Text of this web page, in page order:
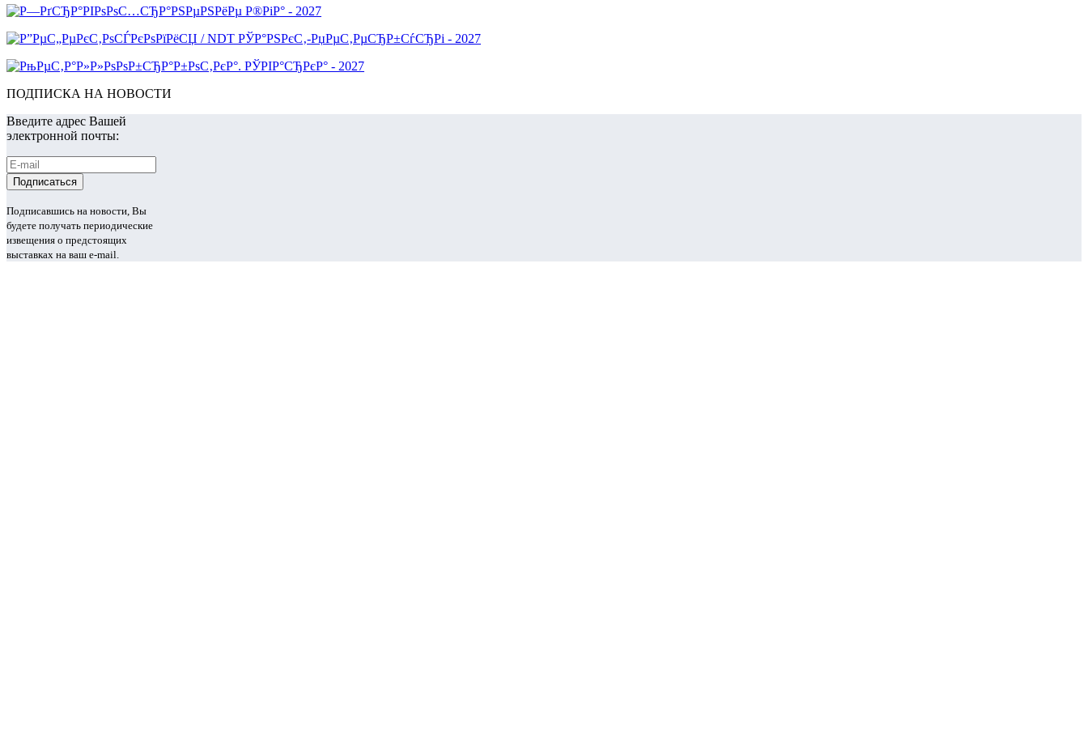
ПОДПИСКА НА НОВОСТИ
Введите адрес Вашей
электронной почты:
Подписавшись на новости, Вы
будете получать периодические
извещения о предстоящих
выставках на ваш e-mail.